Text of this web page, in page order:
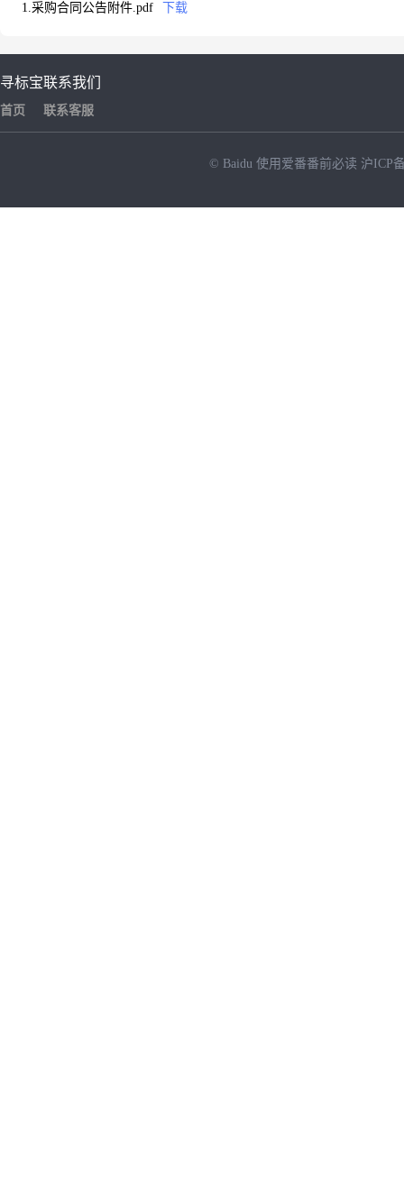
1.采购合同公告附件.pdf
下载
寻标宝
首页
联系我们
联系客服
© Baidu 使用爱番番前必读 沪ICP